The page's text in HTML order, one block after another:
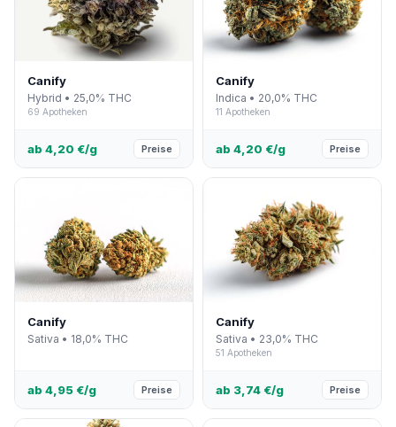
Canify
Hybrid • 25,0% THC
69 Apotheken
ab 4,20 €/g Preise
Canify
Indica • 20,0% THC
11 Apotheken
ab 4,20 €/g Preise
Canify
Sativa • 18,0% THC
ab 4,95 €/g Preise
Canify
Sativa • 23,0% THC
51 Apotheken
ab 3,74 €/g Preise